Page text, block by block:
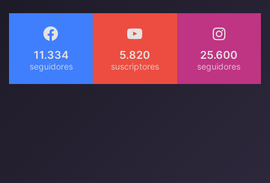
11.334 5.820 25.600